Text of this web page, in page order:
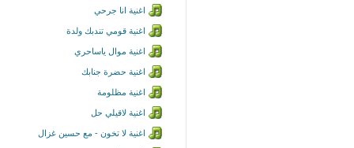
اغنية انا جرحي
اغنية قومي تندبك ولدة
اغنية موال ياساحري
اغنية حضرة جنابك
اغنية مظلومة
اغنية لاقيلي حل
اغنية لا تخون - مع حسين غزال